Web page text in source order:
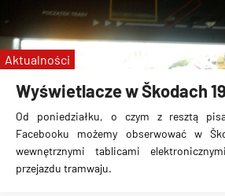
Wyświetlacze w Škodach
Od poniedziałku, o czym z resztą
Facebooku możemy obserwować w
wewnętrznymi tablicami
przejazdu tramwaju.
Aktualności